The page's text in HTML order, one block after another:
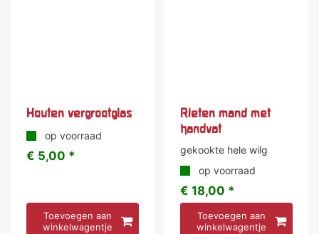
Houten vergrootglas
op voorraad
€ 5,00 *
Toevoegen aan
winkelwagentje
Rieten mand met
handvat
gekookte hele wilg
op voorraad
€ 18,00 *
Toevoegen aan
winkelwagentje